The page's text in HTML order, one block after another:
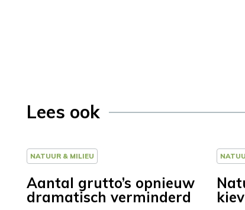
Lees ook
NATUUR & MILIEU
Aantal grutto’s opnieuw
dramatisch verminderd